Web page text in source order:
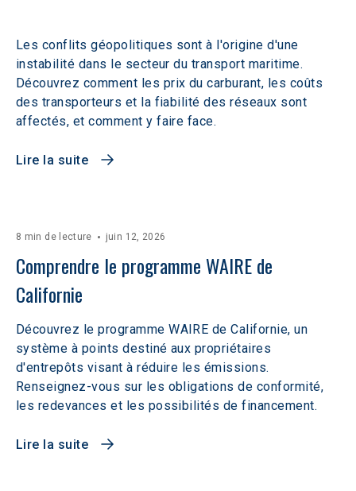
Les conflits géopolitiques sont à l'origine d'une
instabilité dans le secteur du transport maritime.
Découvrez comment les prix du carburant, les coûts
des transporteurs et la fiabilité des réseaux sont
affectés, et comment y faire face.
Lire la suite
8 min de lecture juin 12, 2026
Comprendre le programme WAIRE de
Californie
Découvrez le programme WAIRE de Californie, un
système à points destiné aux propriétaires
d'entrepôts visant à réduire les émissions.
Renseignez-vous sur les obligations de conformité,
les redevances et les possibilités de financement.
Lire la suite